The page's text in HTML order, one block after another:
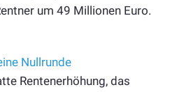
um 49 Millionen Euro.
Nullrunde
Rentenerhöhung, das